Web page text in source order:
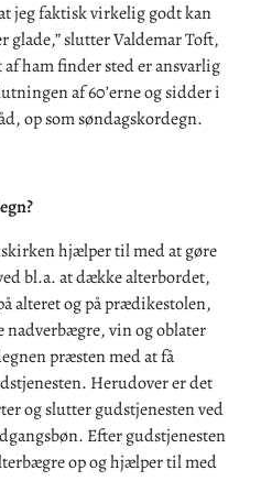
jeg faktisk virkelig godt kan
glade,” slutter Valdemar Toft,
ham finder sted er ansvarlig
af 60’erne og sidder i
op som søndagskordegn.
hjælper til med at gøre
bl.a. at dække alterbordet,
alteret og på prædikestolen,
nadverbægre, vin og oblater
præsten med at få
Herudover er det
og slutter gudstjenesten ved
Efter gudstjenesten
op og hjælper til med